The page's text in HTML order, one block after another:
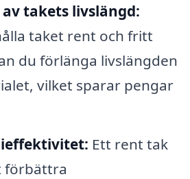
takets livslängd:
taket rent och fritt
du förlänga livslängden
vilket sparar pengar
Ett rent tak
förbättra